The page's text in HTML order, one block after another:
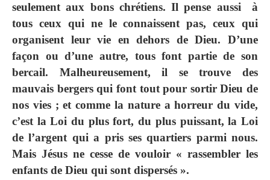
seulement aux bons chrétiens. Il pense aussi à
tous ceux qui ne le connaissent pas, ceux qui
organisent leur vie en dehors de Dieu. D’une
façon ou d’une autre, tous font partie de son
bercail. Malheureusement, il se trouve des
mauvais bergers qui font tout pour sortir Dieu de
nos vies ; et comme la nature a horreur du vide,
c’est la Loi du plus fort, du plus puissant, la Loi
de l’argent qui a pris ses quartiers parmi nous.
Mais Jésus ne cesse de vouloir « rassembler les
enfants de Dieu qui sont dispersés ».